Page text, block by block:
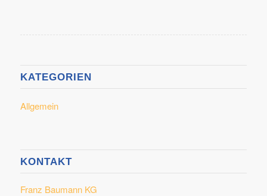
KATEGORIEN
Allgemein
KONTAKT
Franz Baumann KG